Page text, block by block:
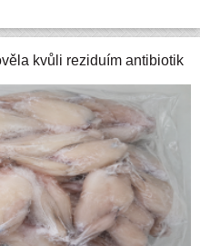
kvůli reziduím antibiotik